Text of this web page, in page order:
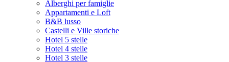
Alberghi per famiglie
Appartamenti e Loft
B&B lusso
Castelli e Ville storiche
Hotel 5 stelle
Hotel 4 stelle
Hotel 3 stelle